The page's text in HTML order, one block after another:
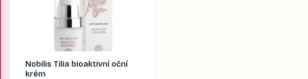
Nobilis Tilia bioaktivní oční
krém